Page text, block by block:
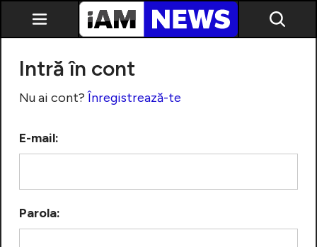
Intră în cont
Nu ai cont?Înregistrează-te
E-mail:
Parola: